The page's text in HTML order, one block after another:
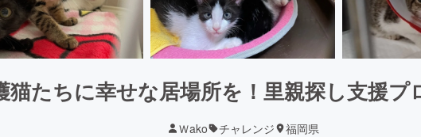
猫たちに幸せな居場所を！里親探し支援プ
Ｗako チャレンジ 福岡県